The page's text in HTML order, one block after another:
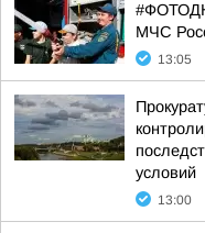
МЧС
13:05
условий
13:00